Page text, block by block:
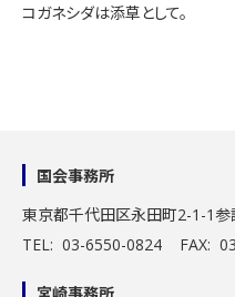
コガネシダは添草として。
国会事務所
東京都千代田区永田町2-1-1参
TEL: 03-6550-0824 FAX: